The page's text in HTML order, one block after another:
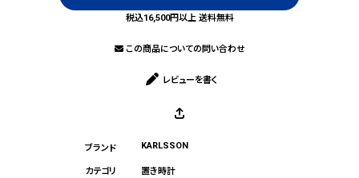
税込16,500円以上 送料無料
この商品についての問い合わせ
レビューを書く
KARLSSON
置き時計